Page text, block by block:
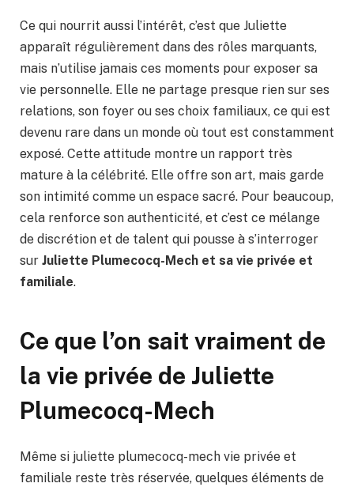
Ce qui nourrit aussi l’intérêt, c’est que Juliette
apparaît régulièrement dans des rôles marquants,
mais n’utilise jamais ces moments pour exposer sa
vie personnelle. Elle ne partage presque rien sur ses
relations, son foyer ou ses choix familiaux, ce qui est
devenu rare dans un monde où tout est constamment
exposé. Cette attitude montre un rapport très
mature à la célébrité. Elle offre son art, mais garde
son intimité comme un espace sacré. Pour beaucoup,
cela renforce son authenticité, et c’est ce mélange
de discrétion et de talent qui pousse à s’interroger
sur Juliette Plumecocq-Mech et sa vie privée et
familiale.
Ce que l’on sait vraiment de
la vie privée de Juliette
Plumecocq-Mech
Même si juliette plumecocq-mech vie privée et
familiale reste très réservée, quelques éléments de